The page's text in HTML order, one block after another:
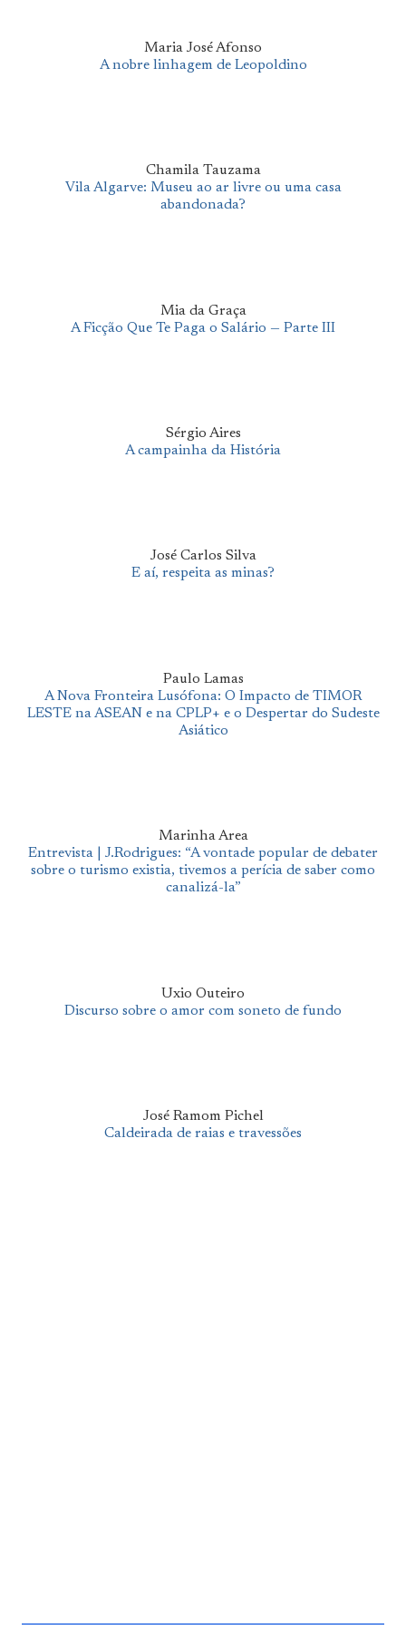
Maria José Afonso
A nobre linhagem de Leopoldino
Chamila Tauzama
Vila Algarve: Museu ao ar livre ou uma casa
abandonada?
Mia da Graça
A Ficção Que Te Paga o Salário — Parte III
Sérgio Aires
A campainha da História
José Carlos Silva
E aí, respeita as minas?
Paulo Lamas
A Nova Fronteira Lusófona: O Impacto de TIMOR
LESTE na ASEAN e na CPLP+ e o Despertar do Sudeste
Asiático
Marinha Area
Entrevista | J.Rodrigues: “A vontade popular de debater
sobre o turismo existia, tivemos a perícia de saber como
canalizá-la”
Uxio Outeiro
Discurso sobre o amor com soneto de fundo
José Ramom Pichel
Caldeirada de raias e travessões